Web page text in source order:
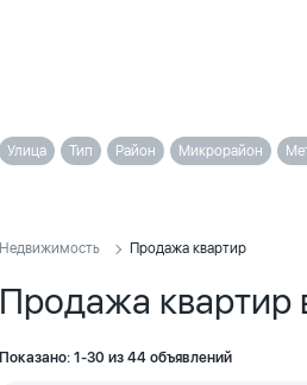
Улица Тип Район Микрорайон
Недвижимость Продажа квартир
Продажа квартир
Показано: 1-30 из 44 объявлений